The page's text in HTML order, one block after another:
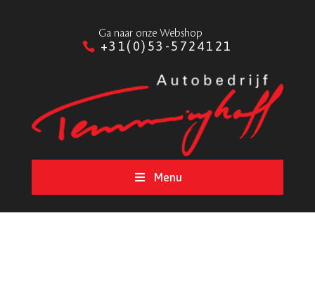
Ga naar onze Webshop
+31(0)53-5724121
Menu